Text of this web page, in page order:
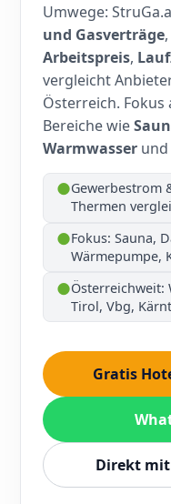
Umwege:
und Gasverträge
Arbeitspreis,
vergleicht
Österreich.
Bereiche wie
Warmwasser und
●Gewerbestrom
Thermen
●Fokus: Sauna,
Wärmepumpe,
●Österreichweit:
Tirol, Vbg,
Gratis
Direkt